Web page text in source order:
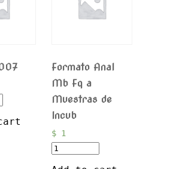
Formato Anal
Mb Fq a
Muestras de
Incub
$1